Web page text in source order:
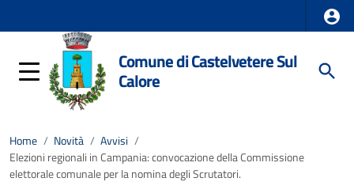
Comune di Castelvetere Sul
Calore
Home / Novità / Avvisi /
Elezioni regionali in Campania: convocazione della Commissione
elettorale comunale per la nomina degli Scrutatori.